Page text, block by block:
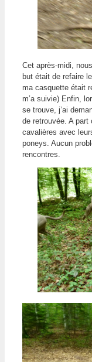
Cet après-midi,
but était de refaire
ma casquette était
m’a suivie) Enfin,
se trouve, j’ai
de retrouvée. A
cavalières avec
poneys. Aucun
rencontres.